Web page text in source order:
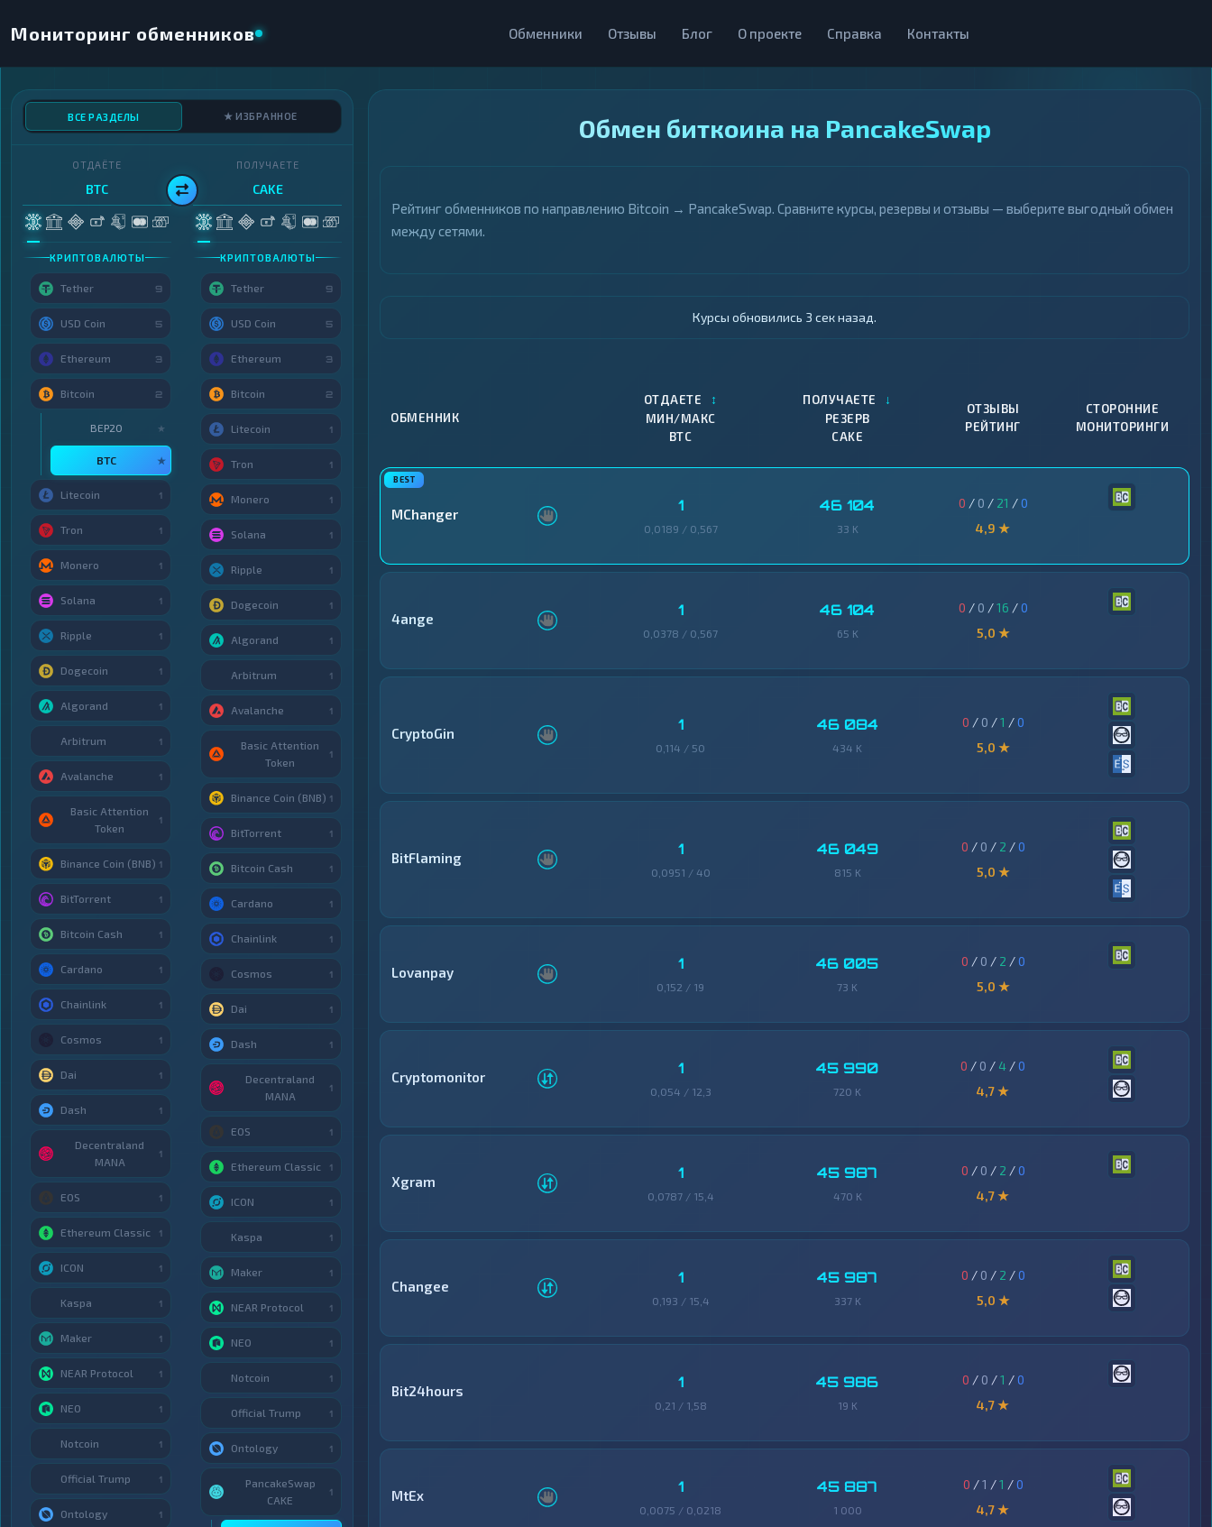
Мониторинг обменников Обменники Отзывы Блог О проекте Справка Контакты
Обмен биткоина на PancakeSwap
Рейтинг обменников по направлению Bitcoin → PancakeSwap. Сравните курсы, резервы и отзывы — выберите выгодный обмен
между сетями.
Курсы обновились 4 сек назад.
ОБМЕННИК
ОТДАЕТЕ ↕
МИН/МАКС
BTC
ПОЛУЧАЕТЕ ↓
РЕЗЕРВ
CAKE
ОТЗЫВЫ
РЕЙТИНГ
СТОРОННИЕ
МОНИТОРИНГИ
MChanger 1
0,0189 / 0,567
46 104
33 K
0 / 0 / 21 /0
4,9 ★
4ange 1
0,0378 / 0,567
46 104
65 K
0 / 0 /16 /0
5,0 ★
CryptoGin 1
0,114 / 50
46 084
434 K
0 / 0 /1 /0
5,0 ★
BitFlaming 1
0,0951 / 40
46 049
815 K
0 / 0 / 2 /0
5,0 ★
Lovanpay 1
0,152 / 19
46 005
73 K
0 / 0 / 2 /0
5,0 ★
Cryptomonitor 1
0,054 / 12,3
45 990
720 K
0 / 0 / 4 /0
4,7 ★
Xgram 1
0,0787 / 15,4
45 987
470 K
0 / 0 / 2 /0
4,7 ★
Changee 1
0,193 / 15,4
45 987
337 K
0 / 0 / 2 /0
5,0 ★
Bit24hours 1
0,21 / 1,58
45 986
19 K
0 / 0 /1 /0
4,7 ★
MtEx 1
0,0075 / 0,0218
45 887
1 000
0 /1 /1 /0
4,7 ★
ВСЕ РАЗДЕЛЫ ★ ИЗБРАННОЕ
ОТДАЁТЕ
BTC
КРИПТОВАЛЮТЫ
Tether 9
USD Coin 5
Ethereum 3
Bitcoin 2
BEP20 ★
BTC ★
Litecoin 1
Tron 1
Monero 1
Solana 1
Ripple 1
Dogecoin 1
Algorand 1
Arbitrum 1
Avalanche 1
Basic Attention
Token
1
Binance Coin (BNB) 1
BitTorrent 1
Bitcoin Cash 1
Cardano 1
Chainlink 1
Cosmos 1
Dai 1
Dash 1
Decentraland
MANA
1
EOS 1
Ethereum Classic 1
ICON 1
Kaspa 1
Maker 1
NEAR Protocol 1
NEO 1
Notcoin 1
Official Trump 1
Ontology 1
ПОЛУЧАЕТЕ
CAKE
КРИПТОВАЛЮТЫ
Tether 9
USD Coin 5
Ethereum 3
Bitcoin 2
Litecoin 1
Tron 1
Monero 1
Solana 1
Ripple 1
Dogecoin 1
Algorand 1
Arbitrum 1
Avalanche 1
Basic Attention
Token
1
Binance Coin (BNB) 1
BitTorrent 1
Bitcoin Cash 1
Cardano 1
Chainlink 1
Cosmos 1
Dai 1
Dash 1
Decentraland
MANA
1
EOS 1
Ethereum Classic 1
ICON 1
Kaspa 1
Maker 1
NEAR Protocol 1
NEO 1
Notcoin 1
Official Trump 1
Ontology 1
PancakeSwap
CAKE
1